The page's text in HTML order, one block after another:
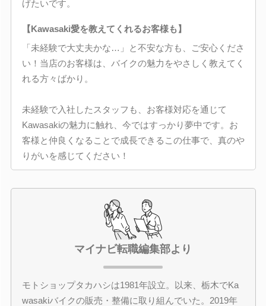
げたいです。
【Kawasaki愛を教えてくれるお客様も】
「未経験で大丈夫かな…」と不安な方も、ご安心くださ
い！当店のお客様は、バイクの魅力をやさしく教えてく
れる方々ばかり。
未経験で入社したスタッフも、お客様対応を通じて
Kawasakiの魅力に触れ、今ではすっかり夢中です。お
客様と仲良くなることで成長できるこの仕事で、真のや
りがいを感じてください！
マイナビ転職編集部より
モトショップタカハシは1981年設立。以来、栃木でKa
wasakiバイクの販売・整備に取り組んでいた。2019年